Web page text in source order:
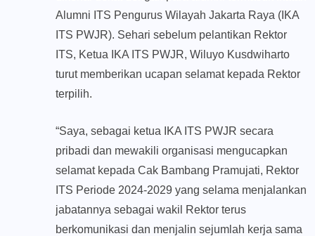
Alumni ITS Pengurus Wilayah Jakarta Raya (IKA
ITS PWJR). Sehari sebelum pelantikan Rektor
ITS, Ketua IKA ITS PWJR, Wiluyo Kusdwiharto
turut memberikan ucapan selamat kepada Rektor
terpilih.
“Saya, sebagai ketua IKA ITS PWJR secara
pribadi dan mewakili organisasi mengucapkan
selamat kepada Cak Bambang Pramujati, Rektor
ITS Periode 2024-2029 yang selama menjalankan
jabatannya sebagai wakil Rektor terus
berkomunikasi dan menjalin sejumlah kerja sama